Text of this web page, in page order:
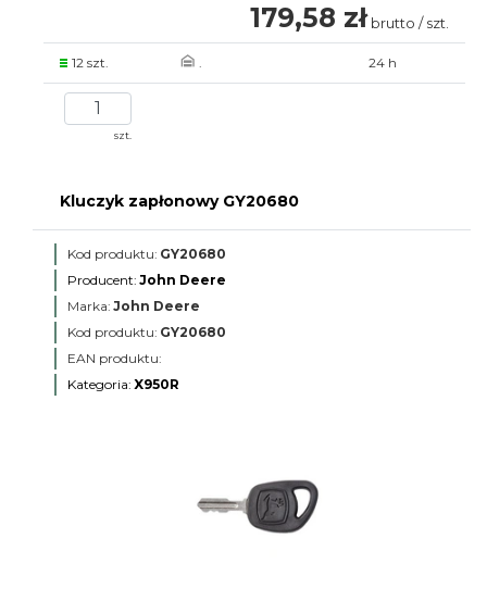
179,58 zł brutto / szt.
12 szt. . 24 h
szt.
Kluczyk zapłonowy GY20680
Kod produktu: GY20680
Producent: John Deere
Marka: John Deere
Kod produktu: GY20680
EAN produktu:
Kategoria: X950R